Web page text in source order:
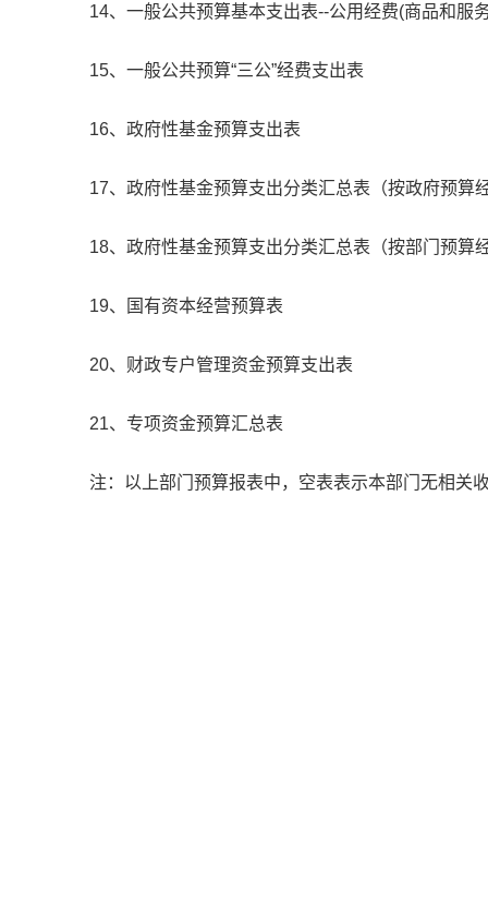
14、一般公共预算基本支出表--公用经费(商品和服
15、一般公共预算“三公”经费支出表
16、政府性基金预算支出表
17、政府性基金预算支出分类汇总表（按政府预算
18、政府性基金预算支出分类汇总表（按部门预算
19、国有资本经营预算表
20、财政专户管理资金预算支出表
21、专项资金预算汇总表
注：以上部门预算报表中，空表表示本部门无相关